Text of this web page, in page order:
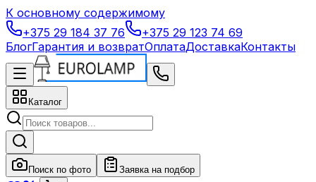
К основному содержимому
+375 29 184 37 76
+375 29 123 74 69
БлогГарантия и возвратОплатаДоставкаКонтакты
Каталог
Поиск по фото Заявка на подбор